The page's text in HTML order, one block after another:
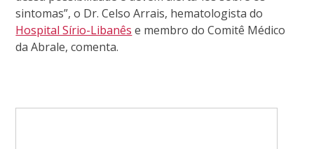
sintomas”, o Dr. Celso Arrais, hematologista do
Hospital Sírio-Libanês e membro do Comitê Médico
da Abrale, comenta.